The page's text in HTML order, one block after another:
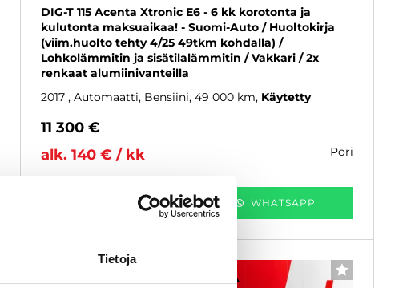
Tietoja
DIG-T 115 Acenta Xtronic E6 - 6 kk korotonta ja
kulutonta maksuaikaa! - Suomi-Auto / Huoltokirja
(viim.huolto tehty 4/25 49tkm kohdalla) /
Lohkolämmitin ja sisätilalämmitin / Vakkari / 2x
renkaat alumiinivanteilla
2017 , Automaatti, Bensiini, 49 000 km Käytetty
11 300 €
alk. 140 € / kk
pori
KATSO TIEDOT WHATSAPP
6 kk korotonta ja kulutonta SUOSIKKI